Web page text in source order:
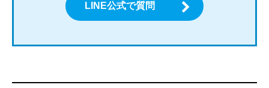
LINE公式で質問